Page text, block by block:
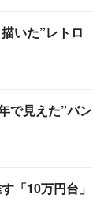
いた”レトロ
で見えた”バン
「10万円台」